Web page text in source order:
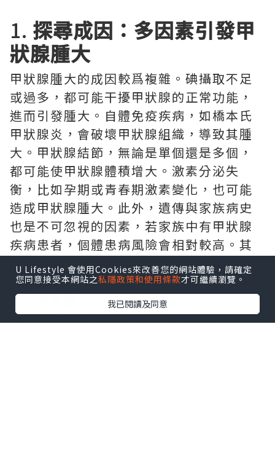
1. 探尋成因：多因素引發甲
狀腺腫大
甲狀腺腫大的成因較爲複雜。碘攝取不足
或過多，都可能干擾甲狀腺的正常功能，
進而引發腫大。自體免疫疾病，如橋本氏
甲狀腺炎，會破壞甲狀腺組織，導致其腫
大。甲狀腺結節，無論是單個還是多個，
都可能使甲狀腺體積增大。激素分泌失
衡，比如孕期或青春期激素變化，也可能
造成甲狀腺腫大。此外，遺傳與家族病史
也是不可忽視的因素，若家族中有甲狀腺
疾病患者，個體患病風險會相對較高。其
他原因，像感染、腫瘤（包括惡性和良
性）、頸部放射線暴露等，同樣可能導致
甲狀腺腫脹。
★甲狀腺預防檢查計計劃預約入口
U Lifestyle 會使用Cookies來改善您的網站體驗，請確定
您同意接受本網站之私隱政策和使用條款才可繼續瀏覽。
我已閱讀及同意